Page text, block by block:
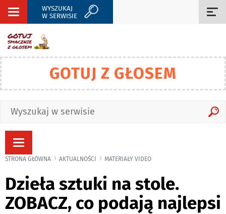
Rozwiń
WYSZUKAJ
W SERWISIE
GOTUJ Z GŁOSEM
Rozwiń
STRONA GŁÓWNA AKTUALNOŚCI MATERIAŁY VIDEO
Dzieła sztuki na stole.
ZOBACZ, co podają najlepsi